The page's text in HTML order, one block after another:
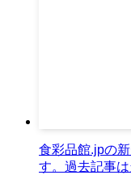
食彩品館.jpの
す。過去記事は